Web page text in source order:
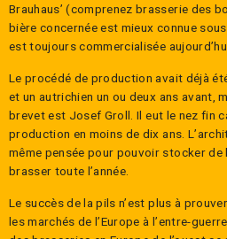
Brauhaus’ (comprenez brasserie des
bière concernée est mieux connue
est toujours commercialisée
Le procédé de production avait déjà
et un autrichien un ou deux ans avant,
brevet est Josef Groll. Il eut le nez fin
production en moins de dix ans.
même pensée pour pouvoir stocker
brasser toute l’année.
Le succès de la pils n’est plus à
les marchés de l’Europe à l’entre-